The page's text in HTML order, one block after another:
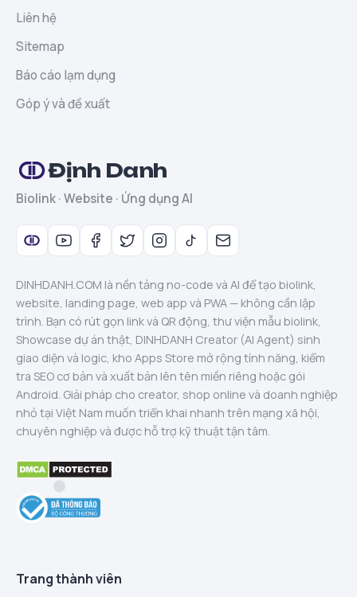
Liên hệ
Sitemap
Báo cáo lạm dụng
Góp ý và đề xuất
Định Danh
Biolink · Website · Ứng dụng AI
DINHDANH.COM là nền tảng no-code và AI để tạo biolink,
website, landing page, web app và PWA — không cần lập
trình. Bạn có rút gọn link và QR động, thư viện mẫu biolink,
Showcase dự án thật, DINHDANH Creator (AI Agent) sinh
giao diện và logic, kho Apps Store mở rộng tính năng, kiểm
tra SEO cơ bản và xuất bản lên tên miền riêng hoặc gói
Android. Giải pháp cho creator, shop online và doanh nghiệp
nhỏ tại Việt Nam muốn triển khai nhanh trên mạng xã hội,
chuyên nghiệp và được hỗ trợ kỹ thuật tận tâm.
Trang thành viên